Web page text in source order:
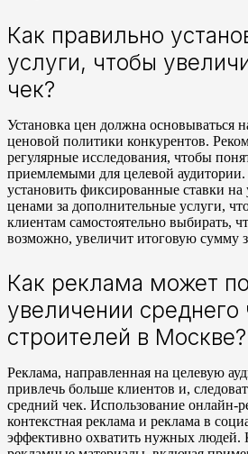
Как правильно
услуги, чтобы
чек?
Установка цен должна основываться
ценовой политики конкурентов.
регулярные исследования, чтобы
приемлемыми для целевой
установить фиксированные ставки
ценами за дополнительные услуги,
клиентам самостоятельно выбирать,
возможно, увеличит итоговую сумму
Как реклама может
увеличении среднего
строителей в Москве?
Реклама, направленная на целевую
привлечь больше клиентов и,
средний чек. Использование онлайн-
контекстная реклама и реклама в
эффективно охватить нужных людей.